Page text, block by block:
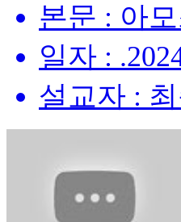
본문 : 아
일자 :
설교자 :